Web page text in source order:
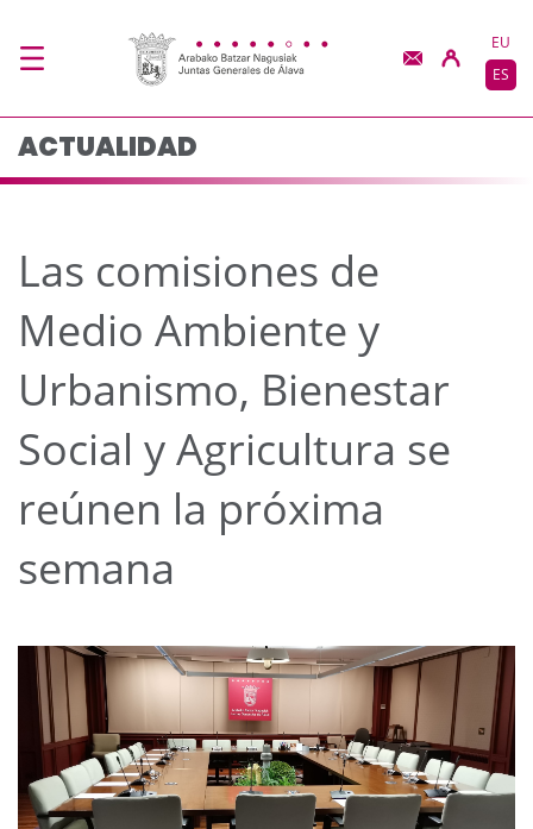
Las comisiones de
EU
ES
ACTUALIDAD
Las comisiones de
Medio Ambiente y
Urbanismo, Bienestar
Social y Agricultura se
reúnen la próxima
semana